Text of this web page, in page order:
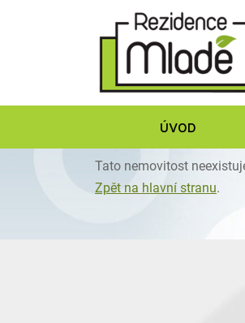
ÚVOD
Tato nemovitost
Zpět na hlavní stranu.